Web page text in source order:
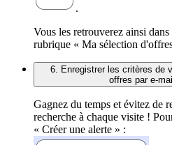
.
Vous les retrouverez ainsi
rubrique « Ma sélection
6. Enregistrer les critères de
offres par e-
Gagnez du temps et évitez de
recherche à chaque visite !
« Créer une alerte » :